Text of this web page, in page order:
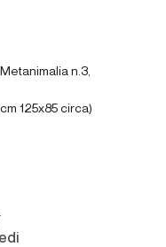
125x85 circa)